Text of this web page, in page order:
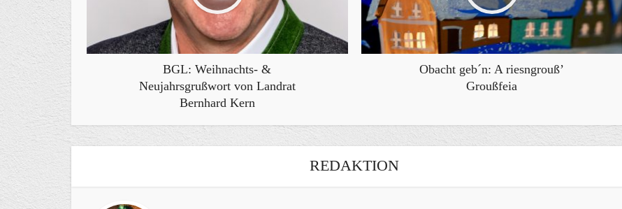
BGL: Weihnachts- &
Neujahrsgrußwort von Landrat
Bernhard Kern
Obacht geb´n: A riesngrouß’
Groußfeia
REDAKTION